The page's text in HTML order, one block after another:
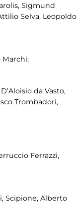
Sigmund
Selva, Leopoldo
Marchi;
da Vasto,
Trombadori,
Ferrazzi,
Scipione, Alberto